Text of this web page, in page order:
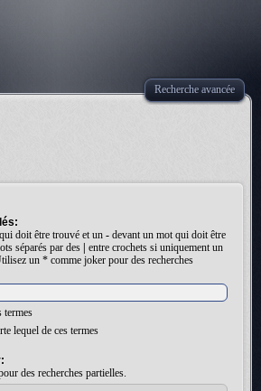
Recherche avancée
doit être trouvé et un - devant un mot qui doit être
séparés par des
entre crochets si uniquement un
un * comme joker pour des recherches
termes
lequel de ces termes
des recherches partielles.